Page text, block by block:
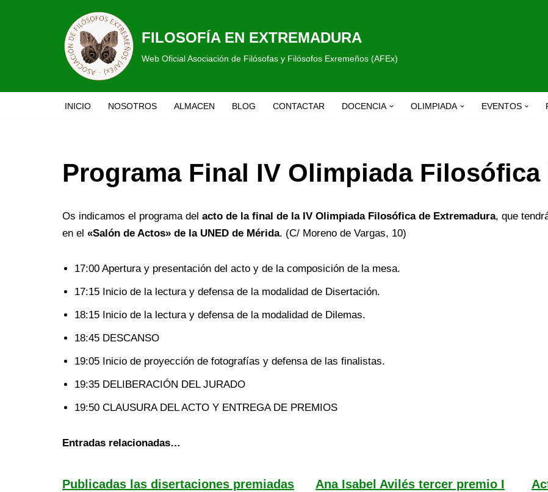
FILOSOFÍA EN EXTREMADURA
Web Oficial Asociación de Filósofas y Filósofos Exremeños (AFEx)
INICIO NOSOTROS ALMACEN BLOG CONTACTAR DOCENCIA OLIMPIADA EVENTOS
Programa Final IV Olimpiada Filosófica
Os indicamos el programa del acto de la final de la IV Olimpiada Filosófica de Extremadura, que
en el «Salón de Actos» de la UNED de Mérida. (C/ Moreno de Vargas, 10)
17:00 Apertura y presentación del acto y de la composición de la mesa.
17:15 Inicio de la lectura y defensa de la modalidad de Disertación.
18:15 Inicio de la lectura y defensa de la modalidad de Dilemas.
18:45 DESCANSO
19:05 Inicio de proyección de fotografías y defensa de las finalistas.
19:35 DELIBERACIÓN DEL JURADO
19:50 CLAUSURA DEL ACTO Y ENTREGA DE PREMIOS
Entradas relacionadas…
Publicadas las disertaciones premiadas
Ana Isabel Avilés tercer premio I